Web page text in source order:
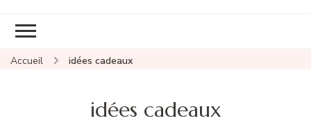
Accueil idées cadeaux
idées cadeaux